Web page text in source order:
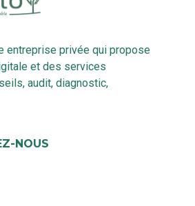
entreprise privée qui propose
et des services
audit, diagnostic,
NOUS